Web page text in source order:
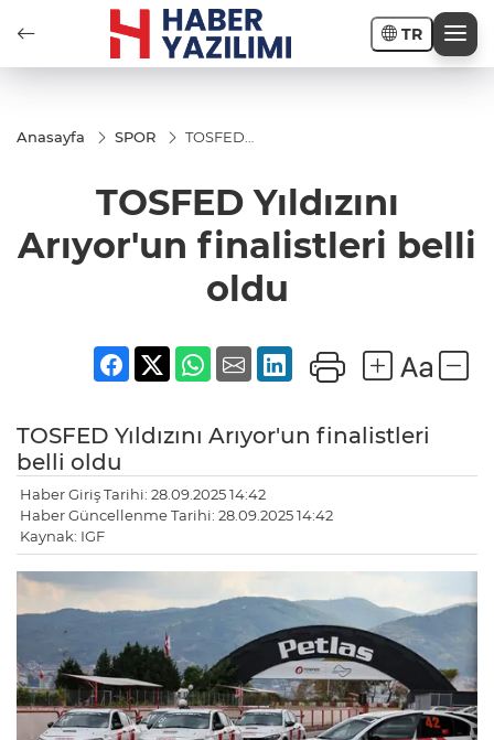
TR
Anasayfa SPOR
TOSFED
finalistleri
belli oldu
TOSFED Yıldızını
Arıyor'un finalistleri belli
oldu
TOSFED Yıldızını Arıyor'un finalistleri
belli oldu
Haber Giriş Tarihi: 28.09.2025 14:42
Haber Güncellenme Tarihi: 28.09.2025 14:42
Kaynak: IGF